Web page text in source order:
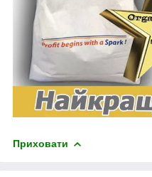
Приховати